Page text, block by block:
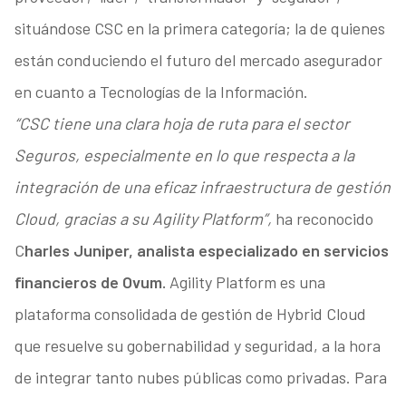
situándose CSC en la primera categoría; la de quienes
están conduciendo el futuro del mercado asegurador
en cuanto a Tecnologías de la Información.
“CSC tiene una clara hoja de ruta para el sector
Seguros, especialmente en lo que respecta a la
integración de una eficaz infraestructura de gestión
Cloud, gracias a su Agility Platform”, ha reconocido
Charles Juniper, analista especializado en servicios
financieros de Ovum. Agility Platform es una
plataforma consolidada de gestión de Hybrid Cloud
que resuelve su gobernabilidad y seguridad, a la hora
de integrar tanto nubes públicas como privadas. Para